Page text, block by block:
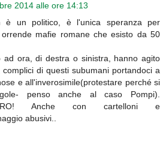
2014 alle ore 14:13
è un politico, è l'unica speranza per
mafie romane che esisto da 50
ad ora, di destra o sinistra, hanno agito
di questi subumani portandoci a
e all'inverosimile(protestare perché si
penso anche al caso Pompi).
Anche con cartelloni e
abusivi..